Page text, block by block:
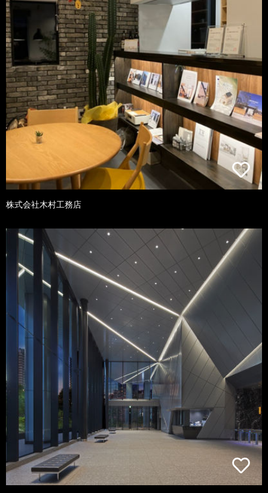
株式会社木村工務店